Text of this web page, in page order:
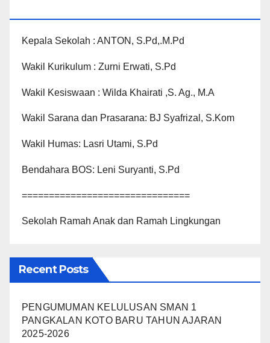
Kepala Sekolah : ANTON, S.Pd,.M.Pd
Wakil Kurikulum : Zurni Erwati, S.Pd
Wakil Kesiswaan : Wilda Khairati ,S. Ag., M.A
Wakil Sarana dan Prasarana: BJ Syafrizal, S.Kom
Wakil Humas: Lasri Utami, S.Pd
Bendahara BOS: Leni Suryanti, S.Pd
===============================
Sekolah Ramah Anak dan Ramah Lingkungan
Recent Posts
PENGUMUMAN KELULUSAN SMAN 1
PANGKALAN KOTO BARU TAHUN AJARAN
2025-2026